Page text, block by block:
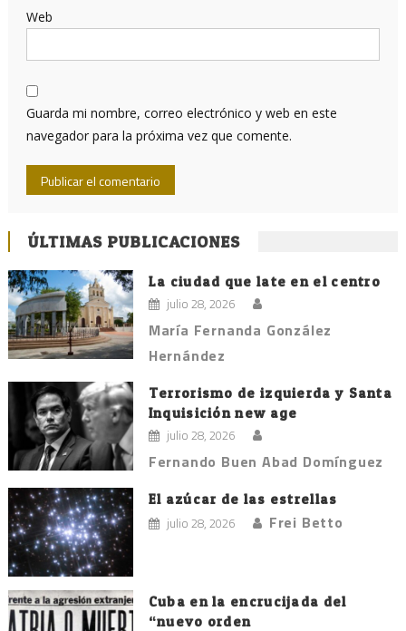
Web
Guarda mi nombre, correo electrónico y web en este
navegador para la próxima vez que comente.
ÚLTIMAS PUBLICACIONES
La ciudad que late en el centro
julio 28, 2026
María Fernanda González
Hernández
Terrorismo de izquierda y Santa
Inquisición new age
julio 28, 2026
Fernando Buen Abad Domínguez
El azúcar de las estrellas
julio 28, 2026 Frei Betto
Cuba en la encrucijada del
“nuevo orden